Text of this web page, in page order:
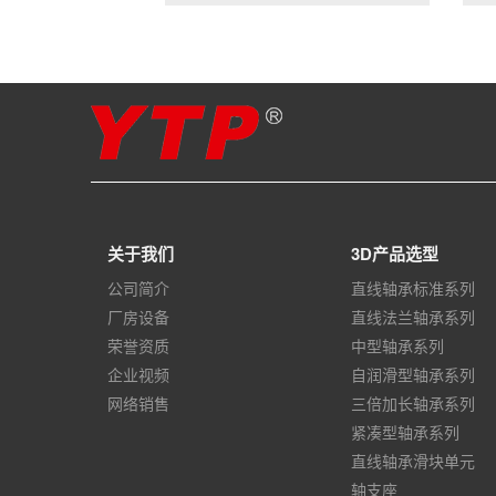
关于我们
公司简介
厂房设备
荣誉资质
企业视频
网络销售
3D产品选型
直线轴承标准系列
直线法兰轴承系列
中型轴承系列
自润滑型轴承系列
三倍加长轴承系列
紧凑型轴承系列
直线轴承滑块单元
轴支座